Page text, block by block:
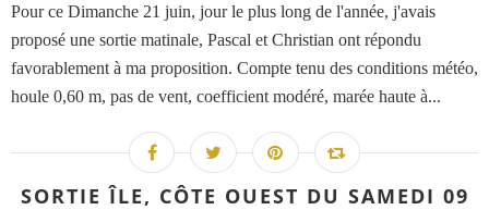
Pour ce Dimanche 21 juin, jour le plus long de l'année, j'avais
proposé une sortie matinale, Pascal et Christian ont répondu
favorablement à ma proposition. Compte tenu des conditions météo,
houle 0,60 m, pas de vent, coefficient modéré, marée haute à...
SORTIE ÎLE, CÔTE OUEST DU SAMEDI 09